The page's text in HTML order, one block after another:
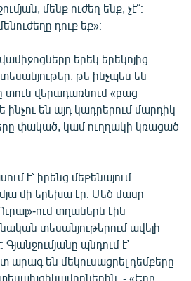
մենք ուժեղ ենք, չէ՞։
դուք եք»։
երեկ երեկոյից
թե ինչպես են
վերադառնում «բաց
են այդ կադրերում մարդիկ
փակած, կամ ուղղակի կռացած
է՝ իրենց մեքենայում
մի երեխա էր։ Մեծ մասը
ում տղաներն էին
տեսանյութերում ավելի
պնդում է՝
են մեկուսացրել դեմքերը
- «Երբ